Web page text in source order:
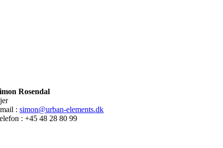
Rosendal
:simon@urban-elements.dk
: +45 48 28 80 99